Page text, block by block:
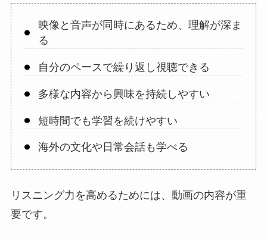
映像と音声が同時にあるため、理解が深ま
る
自分のペースで繰り返し視聴できる
多様な内容から興味を持続しやすい
短時間でも学習を続けやすい
海外の文化や日常会話も学べる
リスニング力を高めるためには、動画の内容が重
要です。